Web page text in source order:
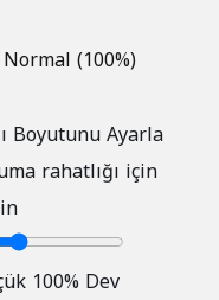
Normal (100%)
Boyutunu Ayarla
rahatlığı için
100% Dev